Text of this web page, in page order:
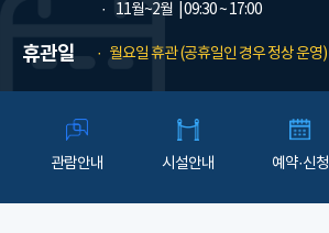
11월~2월
| 09:30 ~ 17:00
휴관일 월요일 휴관 (공휴일인 경우 정상 운영)
관람안내 시설안내 예약·신청